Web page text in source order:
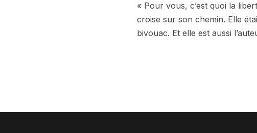
« Pour vous, c’est quoi la
croise sur son chemin. Elle
bivouac. Et elle est aussi